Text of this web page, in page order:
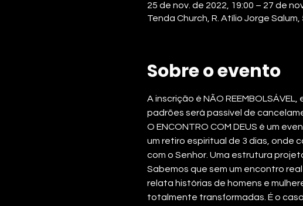
25 de nov. de 2022, 19:00 – 27 de
Tenda Church, R. Atílio Jorge
Sobre o evento
A inscrição é NÃO
padrões será passível de
O ENCONTRO COM DEUS é um
um retiro espiritual de 3 dias, onde
com o Senhor. Uma estrutura
Sabemos que sem um encontro
relata histórias de homens e
totalmente transformadas. É o